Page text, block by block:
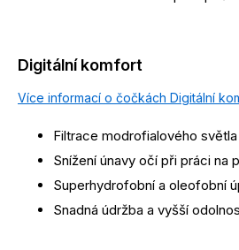
Digitální komfort
Více informací o čočkách Digitální
Filtrace modrofialového
Snížení únavy očí při práci na
Superhydrofobní a oleofobní
Snadná údržba a vyšší